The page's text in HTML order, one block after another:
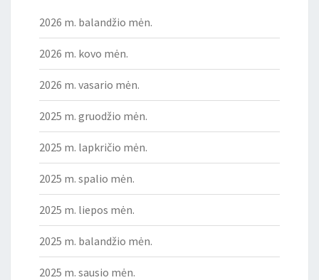
2026 m. balandžio mėn.
2026 m. kovo mėn.
2026 m. vasario mėn.
2025 m. gruodžio mėn.
2025 m. lapkričio mėn.
2025 m. spalio mėn.
2025 m. liepos mėn.
2025 m. balandžio mėn.
2025 m. sausio mėn.